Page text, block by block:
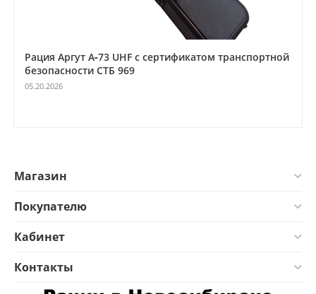
Рация Аргут А‑73 UHF с сертификатом транспортной
безопасности СТБ 969
05.20.2026
Магазин
Покупателю
Кабинет
Контакты